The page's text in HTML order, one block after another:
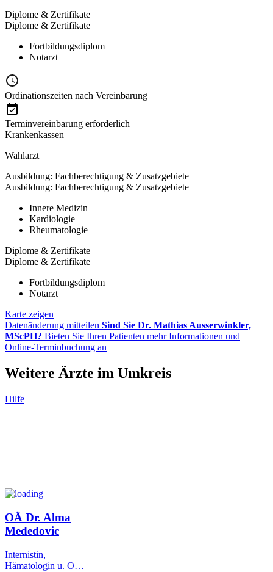
Diplome & Zertifikate
Diplome & Zertifikate
Fortbildungsdiplom
Notarzt
Ordinationszeiten nach Vereinbarung
Terminvereinbarung erforderlich
Krankenkassen
Wahlarzt
Ausbildung: Fachberechtigung & Zusatzgebiete
Ausbildung: Fachberechtigung & Zusatzgebiete
Innere Medizin
Kardiologie
Rheumatologie
Diplome & Zertifikate
Diplome & Zertifikate
Fortbildungsdiplom
Notarzt
Karte zeigen
Datenänderung mitteilen Sind Sie Dr. Mathias Ausserwinkler,
MScPH? Bieten Sie Ihren Patienten mehr Informationen und
Online-Terminbuchung an
Weitere Ärzte im Umkreis
Hilfe
OÄ Dr. Alma
Mededovic
Internistin,
Hämatologin u. O…